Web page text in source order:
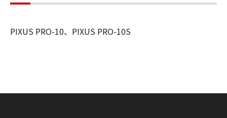
PIXUS PRO-10、PIXUS PRO-10S